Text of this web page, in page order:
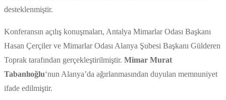
desteklenmiştir.
Konferansın açılış konuşmaları, Antalya Mimarlar Odası Başkanı
Hasan Çerçiler ve Mimarlar Odası Alanya Şubesi Başkanı Gülderen
Toprak tarafından gerçekleştirilmiştir. Mimar Murat
Tabanlıoğlu‘nun Alanya’da ağırlanmasından duyulan memnuniyet
ifade edilmiştir.